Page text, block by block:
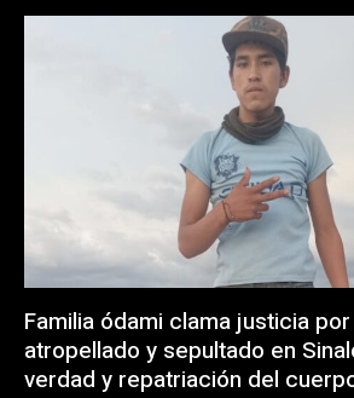
Familia ódami clama justicia
atropellado y sepultado en
verdad y repatriación del